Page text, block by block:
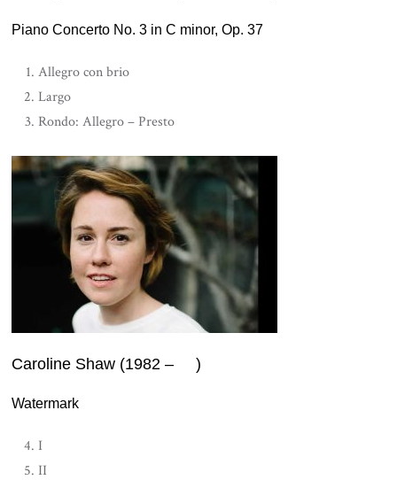
Piano Concerto No. 3 in C minor, Op. 37
Allegro con brio
Largo
Rondo: Allegro – Presto
Caroline Shaw (1982 – )
Watermark
I
II